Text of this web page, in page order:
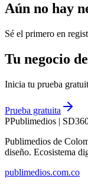
Aún no hay
Sé el primero en
Tu negocio
Inicia tu prueba
Prueba gratuita
PPublimedios |
Publimedios de
diseño. Ecosistema
publimedios.com.co